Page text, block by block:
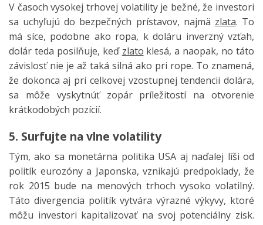
V časoch vysokej trhovej volatility je bežné, že investori
sa uchyľujú do bezpečných prístavov, najmä zlata. To
má síce, podobne ako ropa, k doláru inverzný vzťah,
dolár teda posilňuje, keď zlato klesá, a naopak, no táto
závislosť nie je až taká silná ako pri rope. To znamená,
že dokonca aj pri celkovej vzostupnej tendencii dolára,
sa môže vyskytnúť zopár príležitostí na otvorenie
krátkodobých pozícií.
5. Surfujte na vlne volatility
Tým, ako sa monetárna politika USA aj naďalej líši od
politík eurozóny a Japonska, vznikajú predpoklady, že
rok 2015 bude na menových trhoch vysoko volatilný.
Táto divergencia politík vytvára výrazné výkyvy, ktoré
môžu investori kapitalizovať na svoj potenciálny zisk.